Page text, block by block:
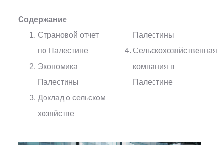
Содержание
Страновой отчет
по Палестине
Экономика
Палестины
Доклад о сельском
хозяйстве
Палестины
Сельскохозяйственная
компания в
Палестине